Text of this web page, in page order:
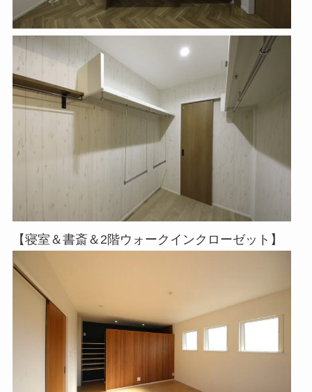
【寝室＆書斎＆2階ウォークインクローゼット】